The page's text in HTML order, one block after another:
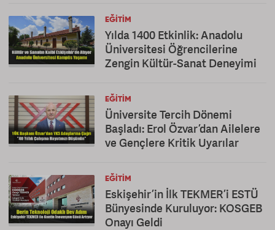
EĞITIM
Yılda 1400 Etkinlik: Anadolu
Üniversitesi Öğrencilerine
Zengin Kültür-Sanat Deneyimi
EĞITIM
Üniversite Tercih Dönemi
Başladı: Erol Özvar’dan Ailelere
ve Gençlere Kritik Uyarılar
EĞITIM
Eskişehir’in İlk TEKMER’i ESTÜ
Bünyesinde Kuruluyor: KOSGEB
Onayı Geldi